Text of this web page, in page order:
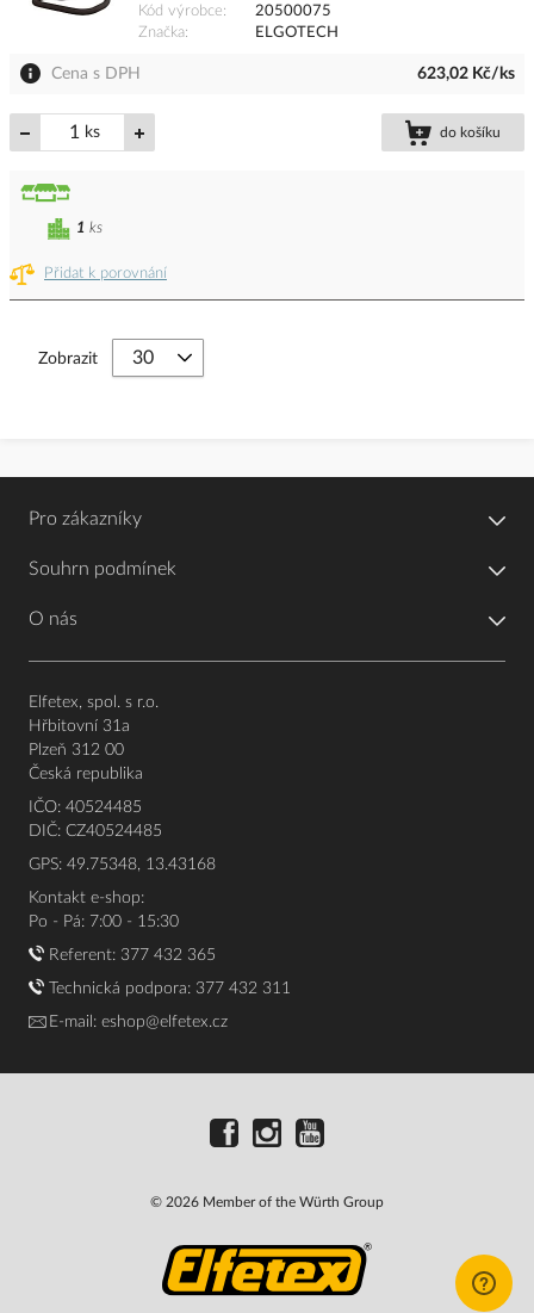
Kód výrobce
20500075
Značka
ELGOTECH
Cena s DPH 623,02 Kč/ks
ks do košíku
Přidat k porovnání
1 ks
Zobrazit
Pro zákazníky
Souhrn podmínek
O nás
Elfetex, spol. s r.o.
Hřbitovní 31a
Plzeň 312 00
Česká republika
IČO: 40524485
DIČ: CZ40524485
GPS: 49.75348, 13.43168
Kontakt e-shop:
Po - Pá: 7:00 - 15:30
Referent: 377 432 365
Technická podpora: 377 432 311
E-mail: eshop@elfetex.cz
© 2026 Member of the Würth Group